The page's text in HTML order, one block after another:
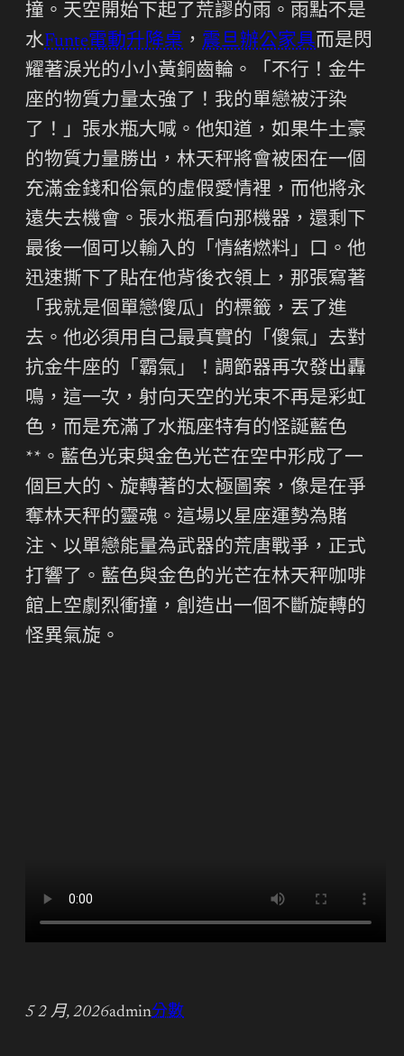
撞。天空開始下起了荒謬的雨。雨點不是
水Funte電動升降桌 ， 震旦辦公家具而是閃
耀著淚光的小小黃銅齒輪。「不行！金牛
座的物質力量太強了！我的單戀被汙染
了！」張水瓶大喊。他知道，如果牛土豪
的物質力量勝出，林天秤將會被困在一個
充滿金錢和俗氣的虛假愛情裡，而他將永
遠失去機會。張水瓶看向那機器，還剩下
最後一個可以輸入的「情緒燃料」口。他
迅速撕下了貼在他背後衣領上，那張寫著
「我就是個單戀傻瓜」的標籤，丟了進
去。他必須用自己最真實的「傻氣」去對
抗金牛座的「霸氣」！調節器再次發出轟
鳴，這一次，射向天空的光束不再是彩虹
色，而是充滿了水瓶座特有的怪誕藍色
**。藍色光束與金色光芒在空中形成了一
個巨大的、旋轉著的太極圖案，像是在爭
奪林天秤的靈魂。這場以星座運勢為賭
注、以單戀能量為武器的荒唐戰爭，正式
打響了。藍色與金色的光芒在林天秤咖啡
館上空劇烈衝撞，創造出一個不斷旋轉的
怪異氣旋。
5 2 月, 2026admin分數